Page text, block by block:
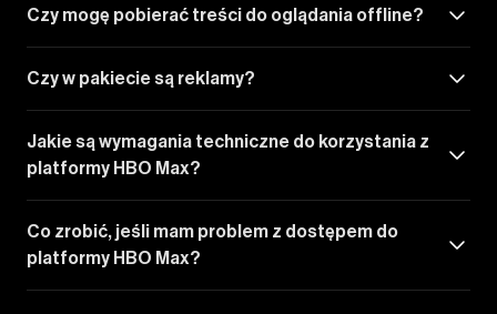
Czy mogę pobierać treści do oglądania offline?
Czy w pakiecie są reklamy?
Jakie są wymagania techniczne do korzystania z
platformy HBO Max?
Co zrobić, jeśli mam problem z dostępem do
platformy HBO Max?